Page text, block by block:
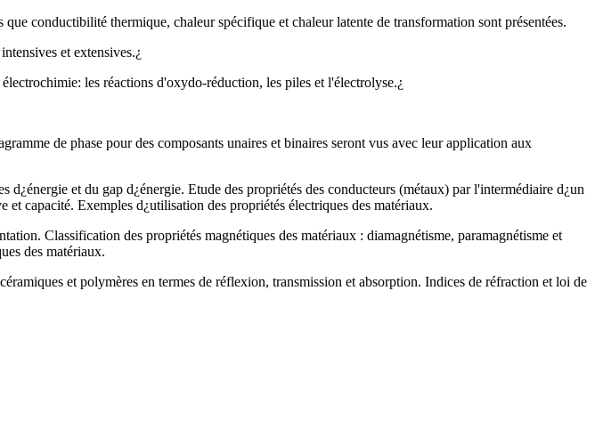
conductibilité thermique, chaleur spécifique et chaleur latente de transformation sont présentées.
et extensives.¿
les réactions d'oxydo-réduction, les piles et l'électrolyse.¿
de phase pour des composants unaires et binaires seront vus avec leur application aux
et du gap d¿énergie. Etude des propriétés des conducteurs (métaux) par l'intermédiaire d¿un
capacité. Exemples d¿utilisation des propriétés électriques des matériaux.
Classification des propriétés magnétiques des matériaux : diamagnétisme, paramagnétisme et
des matériaux.
et polymères en termes de réflexion, transmission et absorption. Indices de réfraction et loi de